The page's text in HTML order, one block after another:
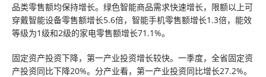
品类零售额均保持增长。绿色智能商品需求快速增长，限额以上可
穿戴智能设备零售额增长5.6倍，智能手机零售额增长1.3倍，能效
等级为1级和2级的家电零售额增长71.1%。
固定资产投资下降，第一产业投资增长较快。一季度，全省固定资
产投资同比下降20%。分产业看，第一产业投资同比增长27.2%。